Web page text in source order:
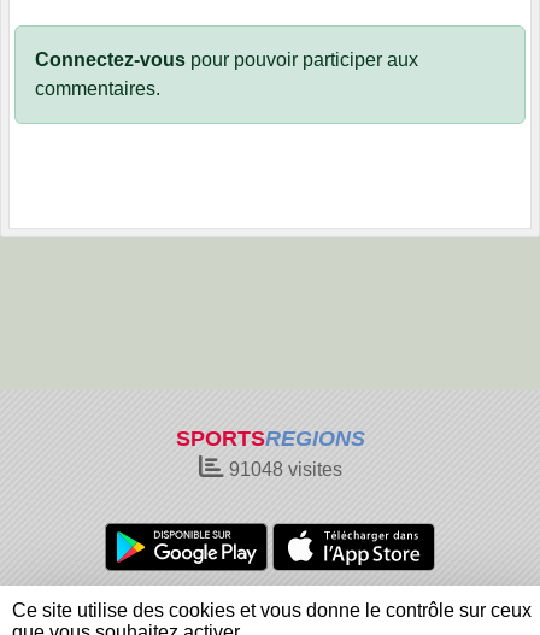
Connectez-vous pour pouvoir participer aux
commentaires.
SPORTSREGIONS
91048visites
Charte cookies
Gestion des cookies
Informations légales
Signaler un contenu inapproprié
Ce site utilise des cookies et vous donne le contrôle sur ceux